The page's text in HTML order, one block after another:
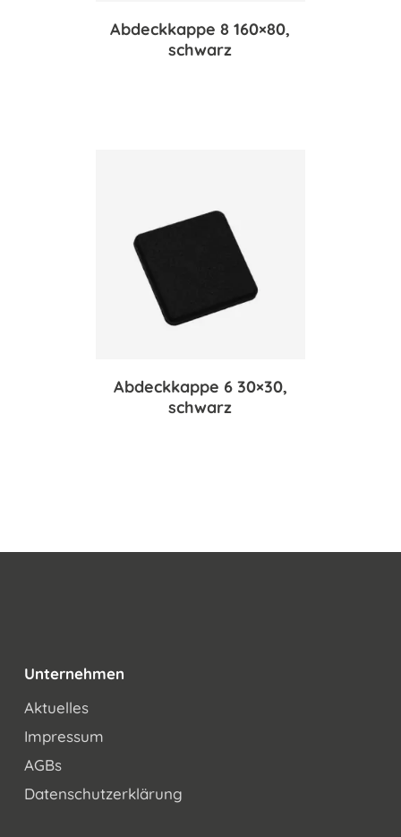
Abdeckkappe 8 160×80,
schwarz
Abdeckkappe 6 30×30,
schwarz
Unternehmen
Aktuelles
Impressum
AGBs
Datenschutzerklärung